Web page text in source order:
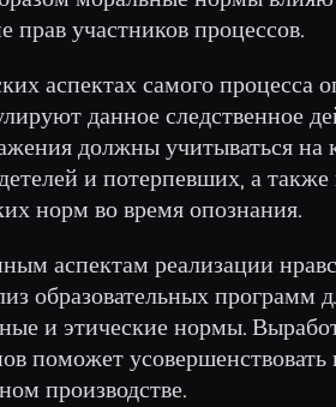
прав участников процессов.
аспектах самого процесса
данное следственное
должны учитываться на
и потерпевших, а
норм во время опознания.
аспектам реализации
образовательных программ
и этические нормы.
поможет усовершенствовать
производстве.